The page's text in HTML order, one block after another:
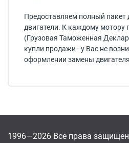
Предоставляем полный пакет
двигатели. К каждому мотору
(Грузовая Таможенная
купли продажи - у Вас не
оформлении замены
1996—2026 Все права